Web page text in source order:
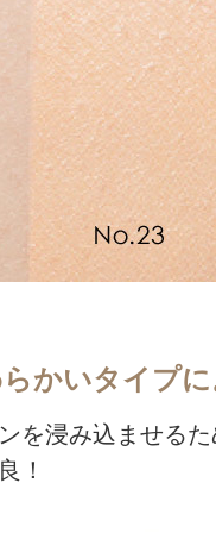
かいタイプ
を浸み込ませる
！